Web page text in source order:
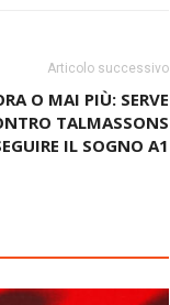
Articolo successivo
O MAI PIÙ: SERVE
TALMASSONS
IL SOGNO A1